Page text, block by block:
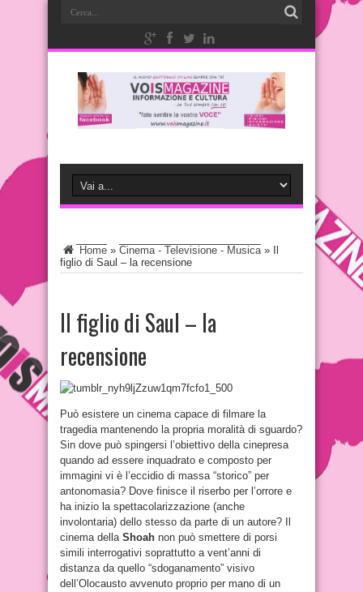
Home » Cinema - Televisione - Musica »
figlio di Saul – la recensione
Il figlio di Saul – la
recensione
Può esistere un cinema capace di filmare la
tragedia mantenendo la propria moralità di sguardo?
Sin dove può spingersi l’obiettivo della cinepresa
quando ad essere inquadrato e composto per
immagini vi è l’eccidio di massa “storico” per
antonomasia? Dove finisce il riserbo per l’orrore e
ha inizio la spettacolarizzazione (anche
involontaria) dello stesso da parte di un autore? Il
cinema della Shoah non può smettere di porsi
simili interrogativi soprattutto a vent’anni di
distanza da quello “sdoganamento” visivo
dell’Olocausto avvenuto proprio per mano di un